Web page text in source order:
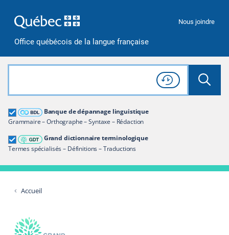
Office québécois de la langue française
Nous joindre
Rechercher dans tout le site
Lancer
Consulter l'
Historique
de recherche
Banque de dépannage linguistique
Grammaire – Orthographe – Syntaxe – Rédaction
Grand dictionnaire terminologique
Termes spécialisés – Définitions – Traductions
Grand dictionnaire terminologique
Restreindre aux termes
Accueil